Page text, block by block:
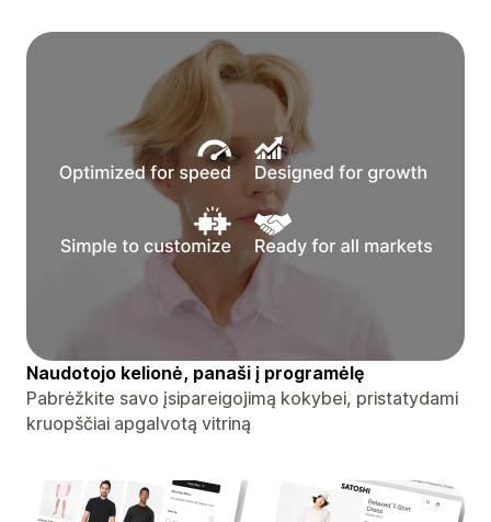
Naudotojo kelionė, panaši į programėlę
Pabrėžkite savo įsipareigojimą kokybei, pristatydami
kruopščiai apgalvotą vitriną